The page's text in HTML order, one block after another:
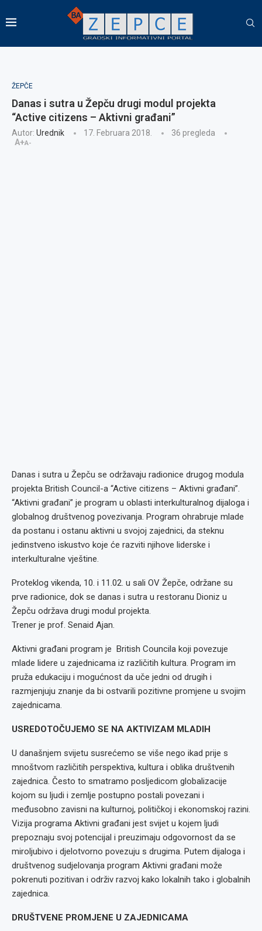
ŽEPČE
Danas i sutra u Žepču drugi modul projekta
“Active citizens – Aktivni građani”
Autor: Urednik 17. Februara 2018. 36 pregleda
A+A-
Danas i sutra u Žepču se održavaju radionice drugog modula
projekta British Council-a “Active citizens – Aktivni građani”.
“Aktivni građani” je program u oblasti interkulturalnog dijaloga i
globalnog društvenog povezivanja. Program ohrabruje mlade
da postanu i ostanu aktivni u svojoj zajednici, da steknu
jedinstveno iskustvo koje će razviti njihove liderske i
interkulturalne vještine.
Proteklog vikenda, 10. i 11.02. u sali OV Žepče, održane su
prve radionice, dok se danas i sutra u restoranu Dioniz u
Žepču održava drugi modul projekta.
Trener je prof. Senaid Ajan.
Aktivni građani program je British Councila koji povezuje
mlade lidere u zajednicama iz različitih kultura. Program im
pruža edukaciju i mogućnost da uče jedni od drugih i
razmjenjuju znanje da bi ostvarili pozitivne promjene u svojim
zajednicama.
USREDOTOČUJEMO SE NA AKTIVIZAM MLADIH
U današnjem svijetu susrećemo se više nego ikad prije s
mnoštvom različitih perspektiva, kultura i oblika društvenih
zajednica. Često to smatramo posljedicom globalizacije
kojom su ljudi i zemlje postupno postali povezani i
međusobno zavisni na kulturnoj, političkoj i ekonomskoj razini.
Vizija programa Aktivni građani jest svijet u kojem ljudi
prepoznaju svoj potencijal i preuzimaju odgovornost da se
miroljubivo i djelotvorno povezuju s drugima. Putem dijaloga i
društvenog sudjelovanja program Aktivni građani može
pokrenuti pozitivan i održiv razvoj kako lokalnih tako i globalnih
zajednica.
DRUŠTVENE PROMJENE U ZAJEDNICAMA